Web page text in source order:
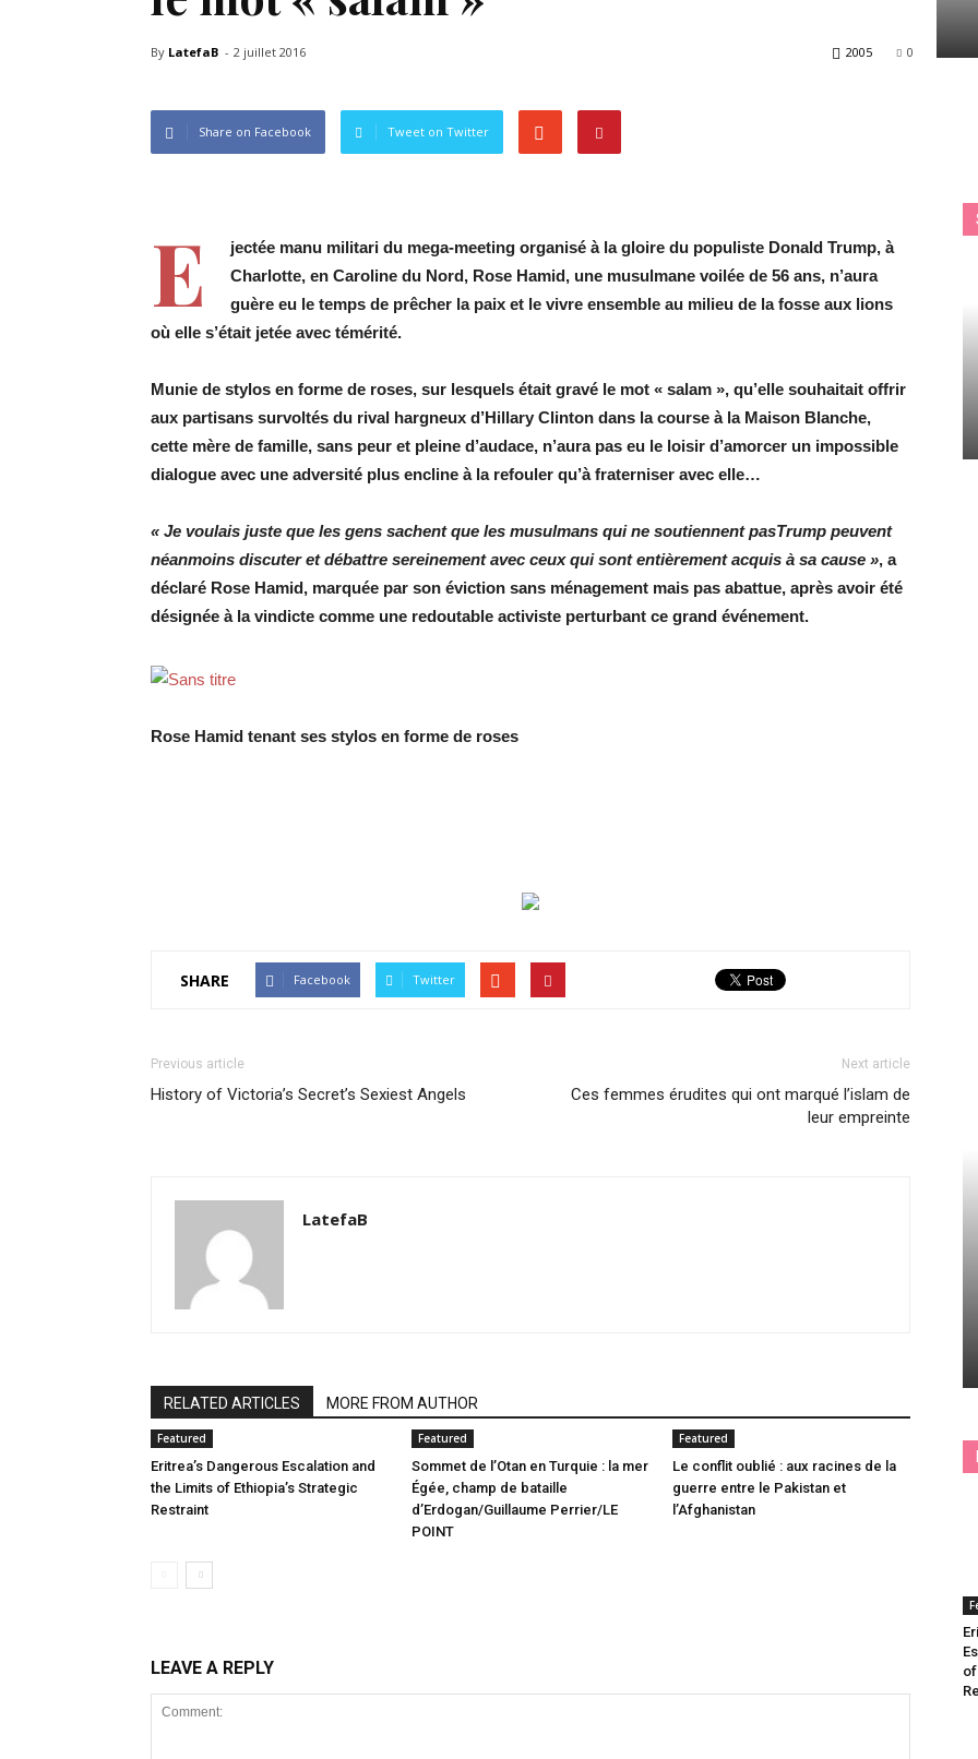
By LatefaB - 2 juillet 2016 0
2005
Share on Facebook Tweet on Twitter
E
jectée manu militari du mega-meeting organisé à la gloire du populiste Donald Trump, à
Charlotte, en Caroline du Nord, Rose Hamid, une musulmane voilée de 56 ans, n’aura
guère eu le temps de prêcher la paix et le vivre ensemble au milieu de la fosse aux lions
où elle s’était jetée avec témérité.
Munie de stylos en forme de roses, sur lesquels était gravé le mot « salam », qu’elle souhaitait offrir
aux partisans survoltés du rival hargneux d’Hillary Clinton dans la course à la Maison Blanche,
cette mère de famille, sans peur et pleine d’audace, n’aura pas eu le loisir d’amorcer un impossible
dialogue avec une adversité plus encline à la refouler qu’à fraterniser avec elle…
« Je voulais juste que les gens sachent que les musulmans qui ne soutiennent pasTrump peuvent
néanmoins discuter et débattre sereinement avec ceux qui sont entièrement acquis à sa cause », a
déclaré Rose Hamid, marquée par son éviction sans ménagement mais pas abattue, après avoir été
désignée à la vindicte comme une redoutable activiste perturbant ce grand événement.
Rose Hamid tenant ses stylos en forme de roses
SHARE Facebook Twitter
Previous article
History of Victoria’s Secret’s Sexiest Angels
Next article
Ces femmes érudites qui ont marqué l’islam de
leur empreinte
LatefaB
RELATED ARTICLES MORE FROM AUTHOR
Featured
Eritrea’s Dangerous Escalation and
the Limits of Ethiopia’s Strategic
Restraint
Featured
Sommet de l’Otan en Turquie : la mer
Égée, champ de bataille
d’Erdogan/Guillaume Perrier/LE
POINT
Featured
Le conflit oublié : aux racines de la
guerre entre le Pakistan et
l’Afghanistan
LEAVE A REPLY
of